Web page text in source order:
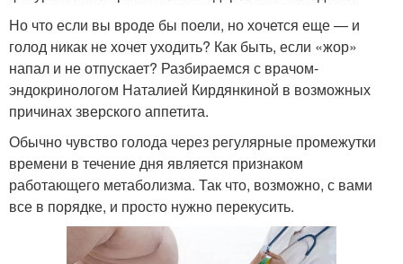
Но что если вы вроде бы поели, но хочется еще — и
голод никак не хочет уходить? Как быть, если «жор»
напал и не отпускает? Разбираемся с врачом-
эндокринологом Наталией Кирдянкиной в возможных
причинах зверского аппетита.
Обычно чувство голода через регулярные промежутки
времени в течение дня является признаком
работающего метаболизма. Так что, возможно, с вами
все в порядке, и просто нужно перекусить.